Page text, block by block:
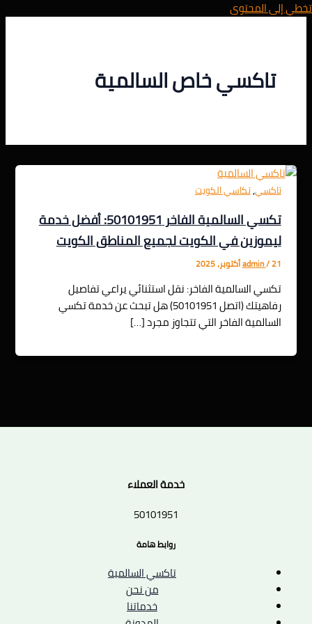
تخطي إلى المحتوى
تاكسي خاص السالمية
تاكسي,تكاسي الكويت
تكسي السالمية الفاخر 50101951: أفضل خدمة
ليموزين في الكويت لجميع المناطق الكويت
admin/21 أكتوبر، 2025
تكسي السالمية الفاخر: نقل استثنائي يراعي تفاصيل
رفاهيتك (اتصل 50101951) هل تبحث عن خدمة تكسي
السالمية الفاخر التي تتجاوز مجرد […]
خدمة العملاء
50101951
روابط هامة
تاكسي السالمية
من نحن
خدماتنا